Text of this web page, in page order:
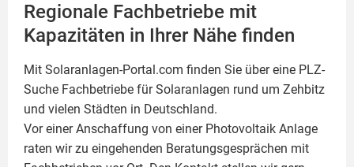
Regionale Fachbetriebe mit
Kapazitäten in Ihrer Nähe finden
Mit Solaranlagen-Portal.com finden Sie über eine PLZ-
Suche Fachbetriebe fürSolaranlagen rund um Zehbitz
und vielen Städten in Deutschland.
Vor einer Anschaffung von einer Photovoltaik Anlage
raten wir zu eingehenden Beratungsgesprächen mit